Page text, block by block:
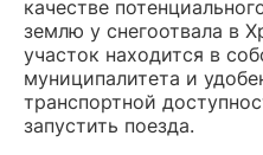
качестве
землю у снегоотвала в
участок находится в
муниципалитета и
транспортной
запустить поезда.